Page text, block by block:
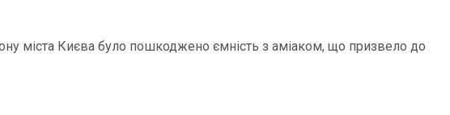
міста Києва було пошкоджено ємність з аміаком, що призвело до